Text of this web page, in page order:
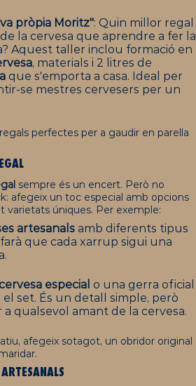
pròpia Moritz": Quin millor regal
la cervesa que aprendre a fer la
Aquest taller inclou formació en
, materials i 2 litres de
que s'emporta a casa. Ideal per
se mestres cervesers per un
perfectes per a gaudir en parella
sempre és un encert. Però no
afegeix un toc especial amb opcions
varietats úniques. Per exemple:
artesanals amb diferents tipus
que cada xarrup sigui una
especial o una gerra oficial
set. És un detall simple, però
qualsevol amant de la cervesa.
afegeix sotagot, un obridor original